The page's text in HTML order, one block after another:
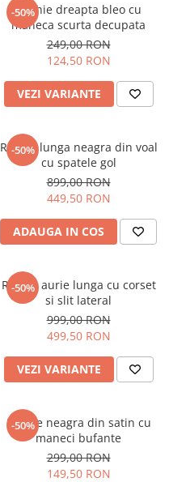
-50%
Rochie dreapta bleo cu
maneca scurta decupata
249,00 RON
124,50 RON
VEZI VARIANTE
-50%
Rochie lunga neagra din voal
cu spatele gol
899,00 RON
449,50 RON
ADAUGA IN COS
-50%
Rochie aurie lunga cu corset
si slit lateral
999,00 RON
499,50 RON
VEZI VARIANTE
-50%
Rochie neagra din satin cu
maneci bufante
299,00 RON
149,50 RON